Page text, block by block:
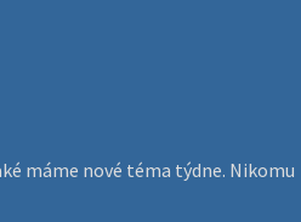
máme nové téma týdne. Nikomu